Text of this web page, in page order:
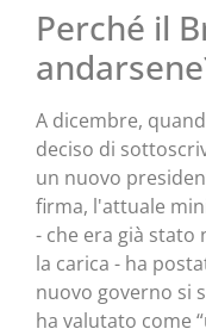
Perché il
A dicembre,
deciso di
un nuovo
firma, l'attuale
- che era già stato
la carica - ha
nuovo governo si
ha valutato come